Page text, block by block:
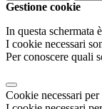
Gestione cookie
In questa schermata
I cookie necessari
Per conoscere quali
Cookie necessari